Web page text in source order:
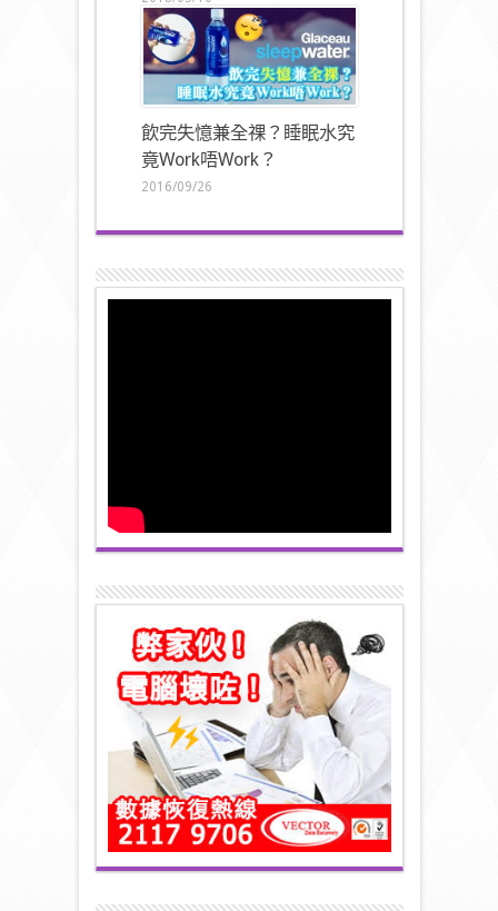
飲完失憶兼全祼？睡眠水究
竟Work唔Work？
2016/09/26